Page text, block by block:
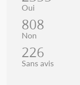
Oui
808
Non
226
Sans avis